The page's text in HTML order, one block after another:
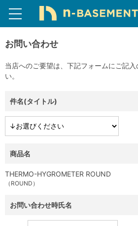
お問い合わせ
当店へのご要望は、下記フォームにご記
い。
件名(タイトル)
商品名
THERMO-HYGROMETER ROUND
（ROUND）
お問い合わせ時氏名